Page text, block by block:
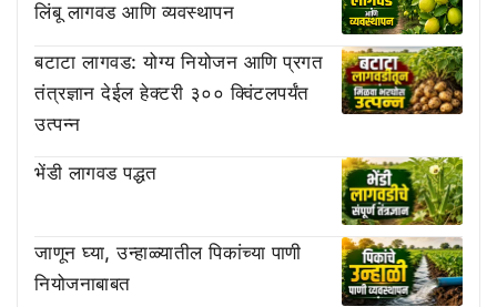
लिंबू लागवड आणि व्यवस्थापन
बटाटा लागवड: योग्य नियोजन आणि प्रगत
तंत्रज्ञान देईल हेक्टरी ३०० क्विंटलपर्यंत
उत्पन्न
भेंडी लागवड पद्धत
जाणून घ्या, उन्हाळ्यातील पिकांच्या पाणी
नियोजनाबाबत